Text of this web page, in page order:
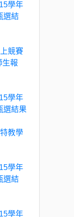
學年
選結
競賽
生報
學年
選結果
教學
學年
選結
學年